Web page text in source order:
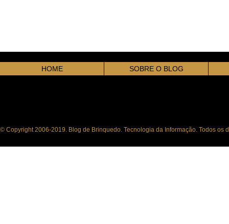
HOME SOBRE O BLOG
© Copyright 2006-2019. Blog de Brinquedo. Tecnologia da Informação. Todos os